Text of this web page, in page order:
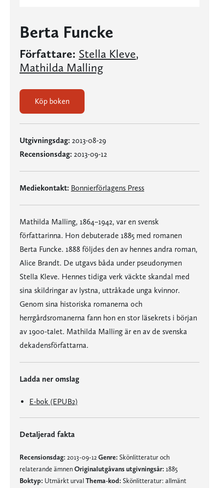
Berta Funcke
Författare: Stella Kleve,
Mathilda Malling
Köp boken
Utgivningsdag: 2013-08-29
Recensionsdag: 2013-09-12
Mediekontakt: Bonnierförlagens Press
Mathilda Malling, 1864–1942, var en svensk
författarinna. Hon debuterade 1885 med romanen
Berta Funcke. 1888 följdes den av hennes andra roman,
Alice Brandt. De utgavs båda under pseudonymen
Stella Kleve. Hennes tidiga verk väckte skandal med
sina skildringar av lystna, uttråkade unga kvinnor.
Genom sina historiska romanerna och
herrgårdsromanerna fann hon en stor läsekrets i början
av 1900-talet. Mathilda Malling är en av de svenska
dekadensförfattarna.
Ladda ner omslag
E-bok (EPUB2)
Detaljerad fakta
Recensionsdag: 2013-09-12 Genre: Skönlitteratur och
relaterande ämnenOriginalutgåvans utgivningsår: 1885
Boktyp: Utmärkt urvalThema-kod: Skönlitteratur: allmänt